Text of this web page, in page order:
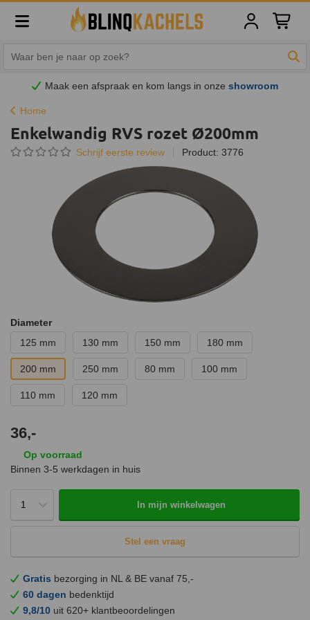
Maak een afspraak en kom langs in onzeshowroom
Home
Enkelwandig RVS rozet Ø200mm
Schrijf eerste review Product: 3776
Diameter
125 mm
130 mm 150 mm 180 mm
200 mm 250 mm 80 mm 100 mm
110 mm 120 mm
36,-
Op voorraad
Binnen 3-5 werkdagen in huis
In mijn winkelwagen
Stel een vraag
Gratis bezorging in NL & BE vanaf 75,-
60 dagen bedenktijd
9,8/10 uit 620+ klantbeoordelingen